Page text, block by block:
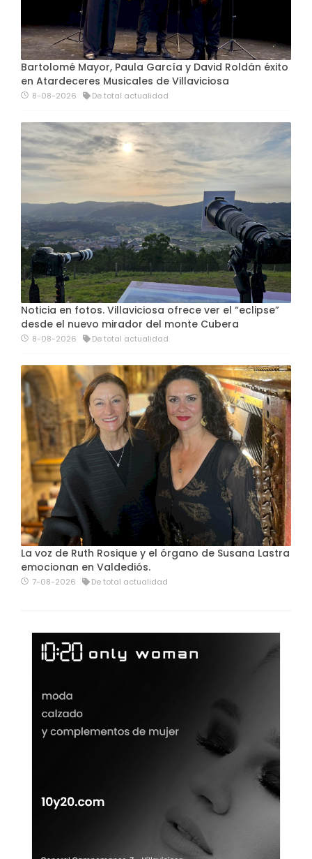
Bartolomé Mayor, Paula García y David Roldán éxito
en Atardeceres Musicales de Villaviciosa
8-08-2026 De total actualidad
Noticia en fotos. Villaviciosa ofrece ver el “eclipse”
desde el nuevo mirador del monte Cubera
8-08-2026 De total actualidad
La voz de Ruth Rosique y el órgano de Susana Lastra
emocionan en Valdediós.
7-08-2026 De total actualidad